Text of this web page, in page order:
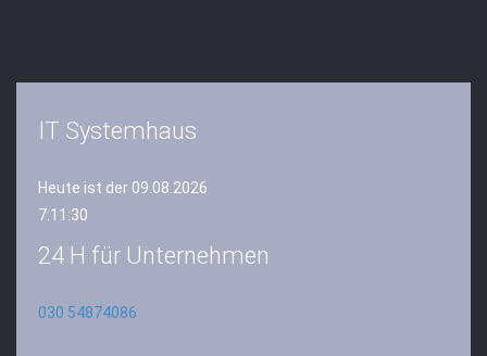
IT Systemhaus
Heute ist der 09.08.2026
7:11:31
24 H für Unternehmen
030 54874086